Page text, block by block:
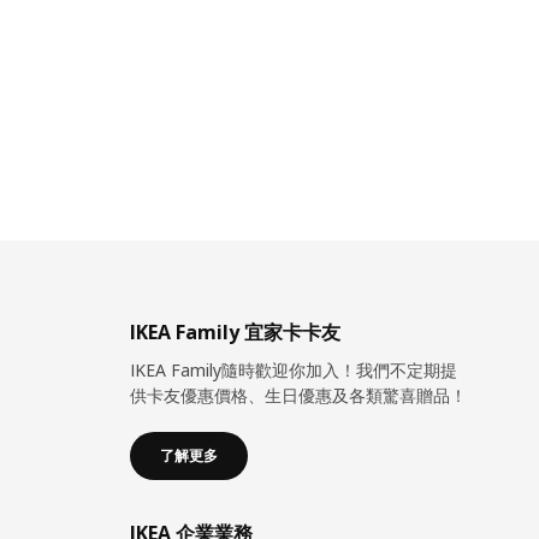
IKEA Family 宜家卡卡友
IKEA Family隨時歡迎你加入！我們不定期提
供卡友優惠價格、生日優惠及各類驚喜贈品！
了解更多
IKEA 企業業務